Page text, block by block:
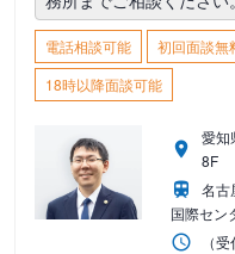
電話相談可能 初回面談無
18時以降面談可能
愛知
8F
名古
国際セン
（